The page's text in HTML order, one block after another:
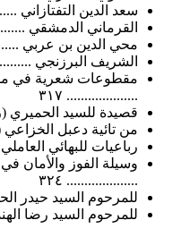
سعد الدين التفتازاني
القرماني الدمشقي ....................
محي الدين بن عربي
الشريف البرزنجي ....................
مقطوعات شعرية في مدح
.................... ٣١٧
قصيدة للسيد الحميري (ره)
من تائية دعبل الخزاعي (ره)
رباعيات للبهائي العاملي المتوفى١٠٣١ هـ
وسيلة الفوز والأمان في
.................... ٣٢٤
للمرحوم السيد حيدر الحلي
للمرحوم السيد رضا الهندي